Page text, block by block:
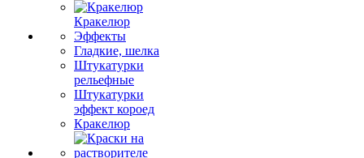
Кракелюр
Эффекты
Гладкие, шелка
Штукатурки
рельефные
Штукатурки
эффект короед
Кракелюр